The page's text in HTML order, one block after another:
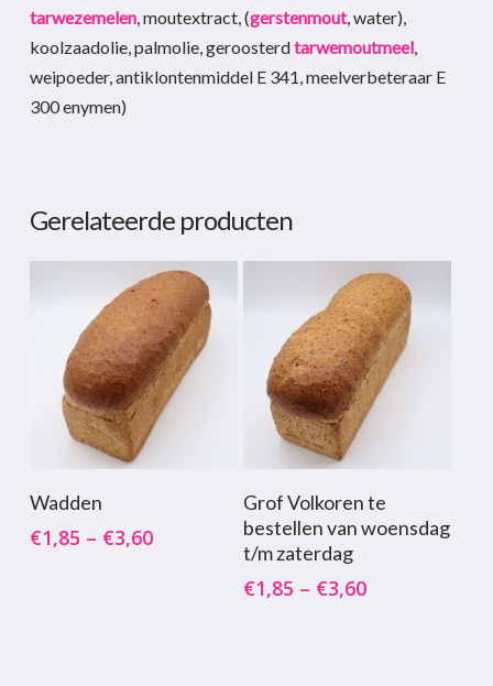
tarwezemelen, moutextract, (gerstenmout, water),
koolzaadolie, palmolie, geroosterdtarwemoutmeel,
weipoeder, antiklontenmiddel E 341, meelverbeteraar E
300 enymen)
Gerelateerde producten
Opties Selecteren
product
heeft
Wadden
€1,85 – €3,60
Opties Selecteren
product
heeft
variaties.
Grof Volkoren te
bestellen van woensdag
t/m zaterdag
€1,85 – €3,60